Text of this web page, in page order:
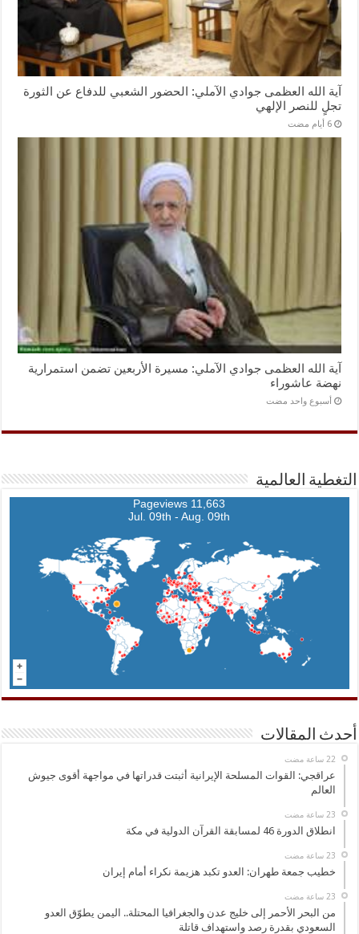
آية الله العظمى جوادي الآملي: الحضور الشعبي للدفاع عن الثورة
تجلٍ للنصر الإلهي
‏6 أيام مضت
آية الله العظمى جوادي الآملي: مسيرة الأربعين تضمن استمرارية
نهضة عاشوراء
‏أسبوع واحد مضت
التغطية العالمية
11,663 Pageviews
Jul. 09th - Aug. 09th
أحدث المقالات
عراقجي: القوات المسلحة الإيرانية أثبتت قدراتها في مواجهة أقوى جيوش
العالم
انطلاق الدورة 46 لمسابقة القرآن الدولية في مكة
خطيب جمعة طهران: العدو تكبد هزيمة نكراء أمام إيران
من البحر الأحمر إلى خليج عدن والجغرافيا المحتلة.. اليمن يطوّق العدو
السعودي بقدرة رصد واستهداف قاتلة